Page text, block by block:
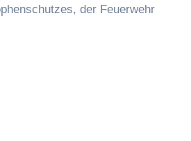
der Feuerwehr